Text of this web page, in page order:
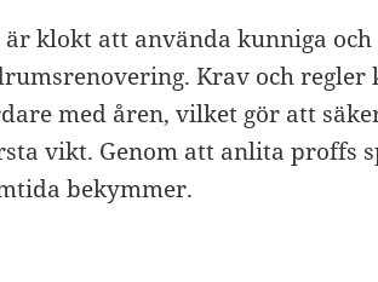
är klokt att använda kunniga
Krav och
med åren, vilket gör att
vikt. Genom att anlita proffs
bekymmer.